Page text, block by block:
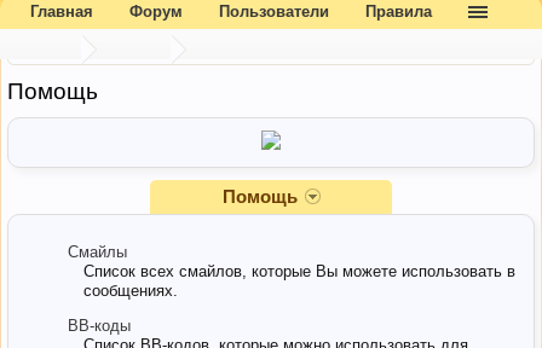
Помощь
Помощь
Смайлы
Список всех смайлов, которые Вы можете использовать в
сообщениях.
BB-коды
Главная Форум Пользователи Правила